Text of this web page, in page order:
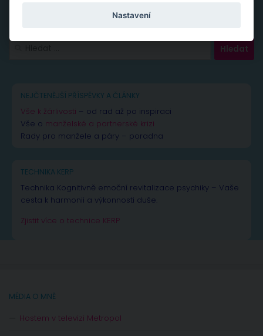
Vyhledávání
NEJČTENĚJŠÍ PŘÍSPĚVKY A ČLÁNKY
Vše k žárlivosti – od rad až po inspiraci
Vše o manželské a partnerské krizi
Rady pro manžele a páry – poradna
TECHNIKA KERP
Technika Kognitivně emoční revitalizace psychiky – Vaše
cesta k harmonii a výkonnosti duše.
Zjistit více o technice KERP
MÉDIA O MNĚ
Hostem v televizi Metropol
Nastavení